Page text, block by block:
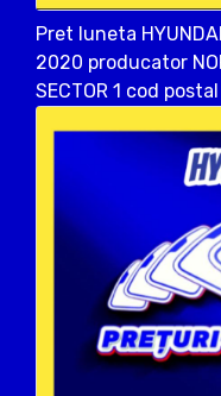
Pret luneta
2020 producator
SECTOR 1 cod